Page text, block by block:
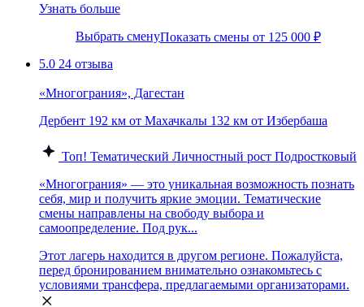
Узнать больше
Выбрать сменуПоказать смены от 125 000 ₽
5.0 24 отзыва
«Многограния», Дагестан
Дербент 192 км от Махачкалы 132 км от Избербаша
Топ! Тематический Личностный рост Подростковый
«Многограния» — это уникальная возможность познать
себя, мир и получить яркие эмоции. Тематические
смены направлены на свободу выбора и
самоопределение. Под рук...
Этот лагерь находится в другом регионе. Пожалуйста,
перед бронированием внимательно ознакомьтесь с
условиями трансфера, предлагаемыми организаторами.